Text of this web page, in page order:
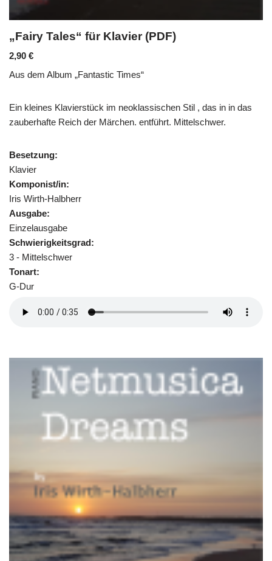
„Fairy Tales“ für Klavier (PDF)
2,90 €
Aus dem Album „Fantastic Times“
Ein kleines Klavierstück im neoklassischen Stil , das in in das
zauberhafte Reich der Märchen. entführt. Mittelschwer.
Besetzung:
Klavier
Komponist/in:
Iris Wirth-Halbherr
Ausgabe:
Einzelausgabe
Schwierigkeitsgrad:
3 - Mittelschwer
Tonart:
G-Dur